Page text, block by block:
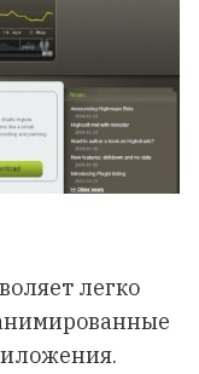
легко